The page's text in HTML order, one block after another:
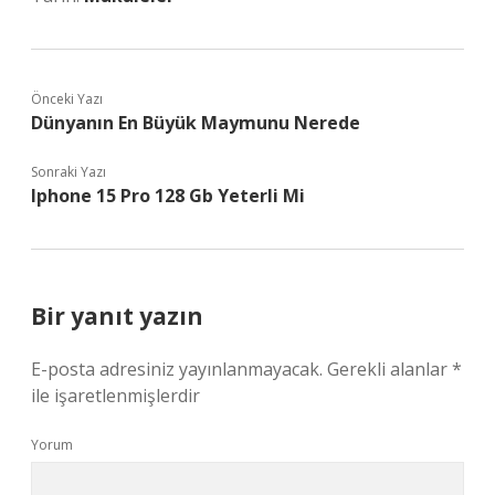
Önceki Yazı
Dünyanın En Büyük Maymunu Nerede
Sonraki Yazı
Iphone 15 Pro 128 Gb Yeterli Mi
Bir yanıt yazın
E-posta adresiniz yayınlanmayacak. Gerekli alanlar*
ile işaretlenmişlerdir
Yorum